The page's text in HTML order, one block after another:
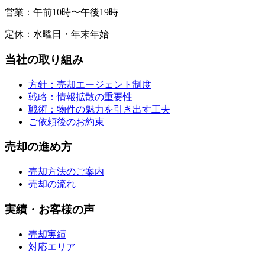
営業： 午前10時〜午後19時
定休： 水曜日・年末年始
当社の取り組み
方針：売却エージェント制度
戦略：情報拡散の重要性
戦術：物件の魅力を引き出す工夫
ご依頼後のお約束
売却の進め方
売却方法のご案内
売却の流れ
実績・お客様の声
売却実績
対応エリア